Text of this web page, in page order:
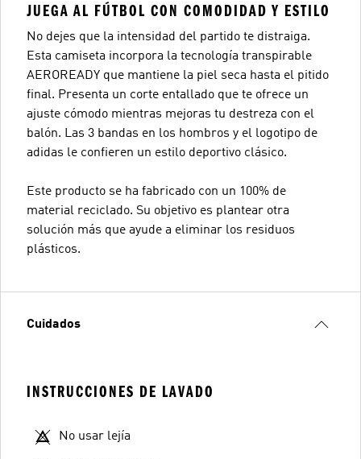
JUEGA AL FÚTBOL CON COMODIDAD Y ESTILO
No dejes que la intensidad del partido te distraiga.
Esta camiseta incorpora la tecnología transpirable
AEROREADY que mantiene la piel seca hasta el pitido
final. Presenta un corte entallado que te ofrece un
ajuste cómodo mientras mejoras tu destreza con el
balón. Las 3 bandas en los hombros y el logotipo de
adidas le confieren un estilo deportivo clásico.
Este producto se ha fabricado con un 100% de
material reciclado. Su objetivo es plantear otra
solución más que ayude a eliminar los residuos
plásticos.
Cuidados
INSTRUCCIONES DE LAVADO
No usar lejía